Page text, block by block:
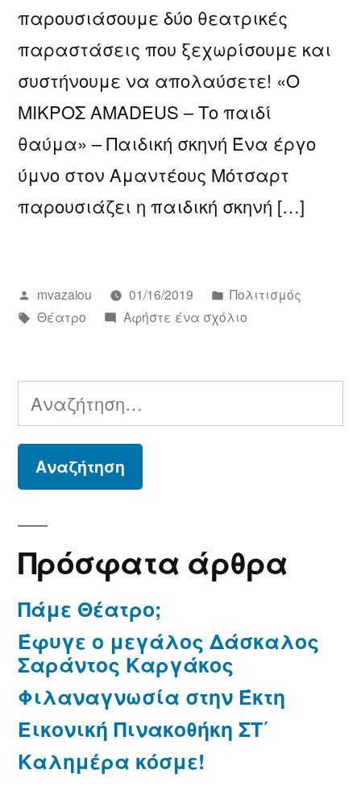
παρουσιάσουμε δύο θεατρικές
παραστάσεις που ξεχωρίσουμε και
συστήνουμε να απολαύσετε! «Ο
ΜΙΚΡΟΣ AMADEUS – Το παιδί
θαύμα» – Παιδική σκηνή Ένα έργο
ύμνο στον Αμαντέους Μότσαρτ
παρουσιάζει η παιδική σκηνή […]
Συντάχθηκε
από
mvazaiou 01/16/2019
Αναρτήθηκε
σε
Πολιτισμός
Ετικέτες:
Θέατρο Αφήστε ένα σχόλιογια
Θέατρο;
Αναζήτηση
για:
Πρόσφατα άρθρα
Πάμε Θέατρο;
Έφυγε ο μεγάλος Δάσκαλος
Σαράντος Καργάκος
Φιλαναγνωσία στην Έκτη
Εικονική Πινακοθήκη ΣΤ΄
Καλημέρα κόσμε!